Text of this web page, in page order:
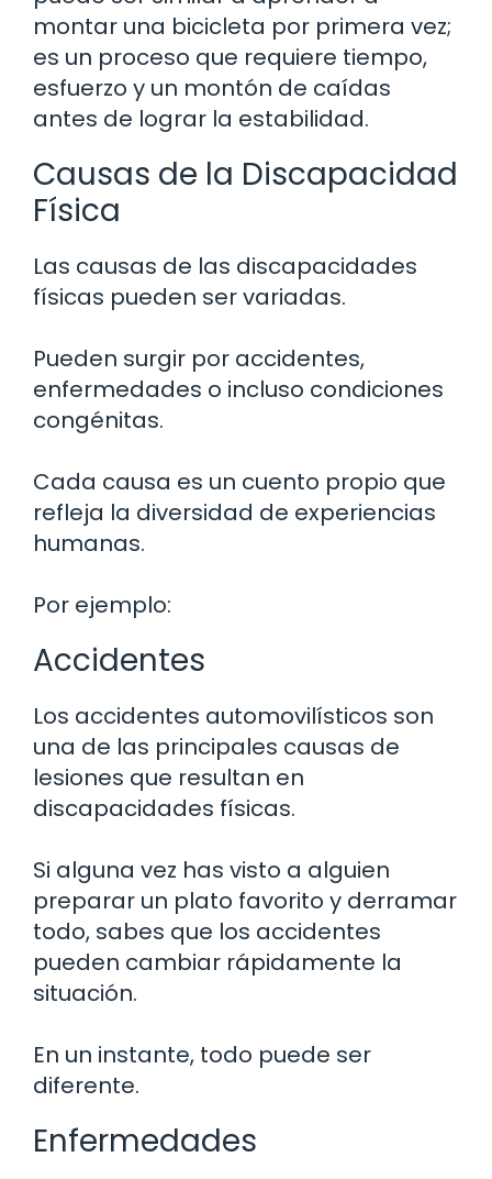
montar una bicicleta por primera vez;
es un proceso que requiere tiempo,
esfuerzo y un montón de caídas
antes de lograr la estabilidad.
Causas de la Discapacidad
Física
Las causas de las discapacidades
físicas pueden ser variadas.
Pueden surgir por accidentes,
enfermedades o incluso condiciones
congénitas.
Cada causa es un cuento propio que
refleja la diversidad de experiencias
humanas.
Por ejemplo:
Accidentes
Los accidentes automovilísticos son
una de las principales causas de
lesiones que resultan en
discapacidades físicas.
Si alguna vez has visto a alguien
preparar un plato favorito y derramar
todo, sabes que los accidentes
pueden cambiar rápidamente la
situación.
En un instante, todo puede ser
diferente.
Enfermedades